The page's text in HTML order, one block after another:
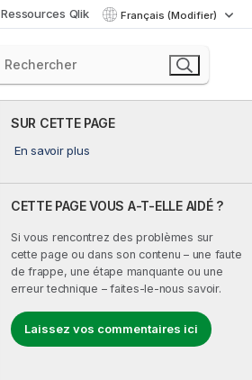
Ressources Qlik Français (Modifier)
SUR CETTE PAGE
En savoir plus
CETTE PAGE VOUS A-T-ELLE AIDÉ ?
Si vous rencontrez des problèmes sur
cette page ou dans son contenu – une faute
de frappe, une étape manquante ou une
erreur technique – faites-le-nous savoir.
Laissez vos commentaires ici